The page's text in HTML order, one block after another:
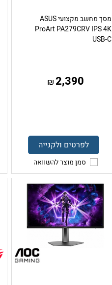
מסך מחשב מקצועי ASUS
ProArt PA279CRV IPS 4K
USB-C
2,390
₪
לפרטים ולקנייה
סמן מוצר להשוואה